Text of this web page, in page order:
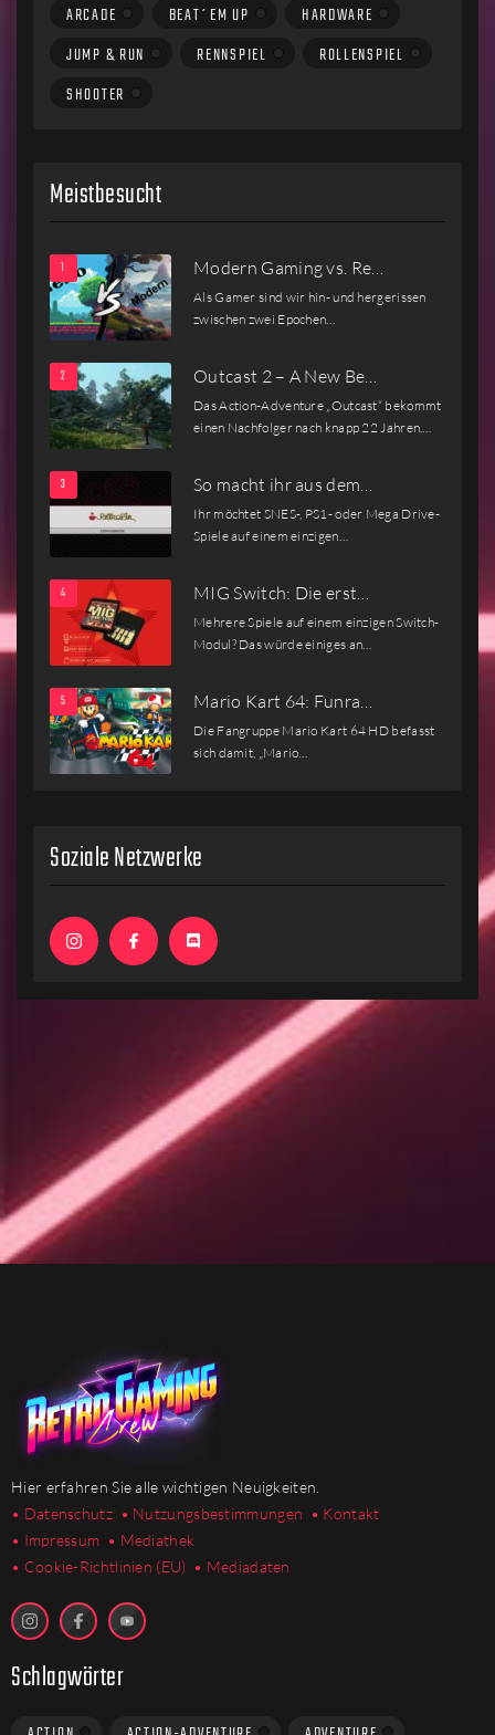
ARCADE
BEAT´EM UP
HARDWARE
JUMP & RUN
RENNSPIEL
ROLLENSPIEL
SHOOTER
Meistbesucht
Modern Gaming vs. Re…
Als Gamer sind wir hin- und hergerissen
zwischen zwei Epochen…
Outcast 2 – A New Be…
Das Action-Adventure „Outcast“ bekommt
einen Nachfolger nach knapp 22 Jahren.…
So macht ihr aus dem…
Ihr möchtet SNES-, PS1- oder Mega Drive-
Spiele auf einem einzigen…
MIG Switch: Die erst…
Mehrere Spiele auf einem einzigen Switch-
Modul? Das würde einiges an…
Mario Kart 64: Funra…
Die Fangruppe Mario Kart 64 HD befasst
sich damit, „Mario…
Soziale Netzwerke
Hier erfahren Sie alle wichtigen Neuigkeiten.
• Datenschutz • Nutzungsbestimmungen • Kontakt
• Impressum • Mediathek
• Cookie-Richtlinien (EU) • Mediadaten
Schlagwörter